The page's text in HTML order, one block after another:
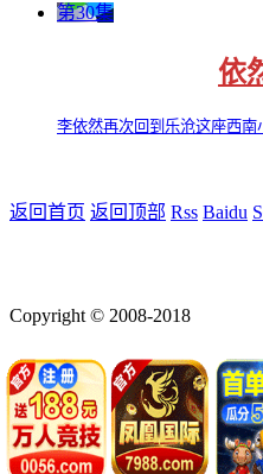
第30集
依
李依然再次回到乐沧这座西南
返回首页 返回顶部 Rss Baidu
Copyright © 2008-2018